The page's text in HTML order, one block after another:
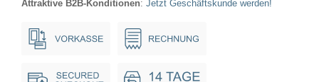
920-
930
AC/DC
Attraktive B2B-Konditionen: Jetzt Geschäftskunde werden!